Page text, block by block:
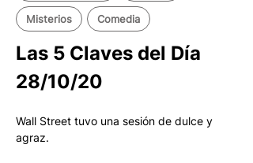
Misterios Comedia
Las 5 Claves del Día
28/10/20
Wall Street tuvo una sesión de dulce y
agraz.